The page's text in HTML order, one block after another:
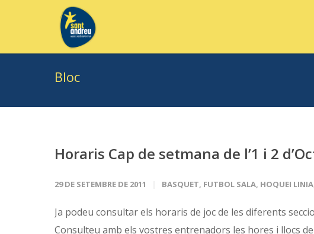
Bloc
Horaris Cap de setmana de l’1 i 2
29 DE SETEMBRE DE 2011 BASQUET, FUTBOL SALA, HOQUEI LINIA
Ja podeu consultar els horaris de joc de les diferents
Consulteu amb els vostres entrenadors les hores i llocs